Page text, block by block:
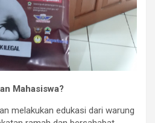
Mahasiswa?
melakukan edukasi dari warung